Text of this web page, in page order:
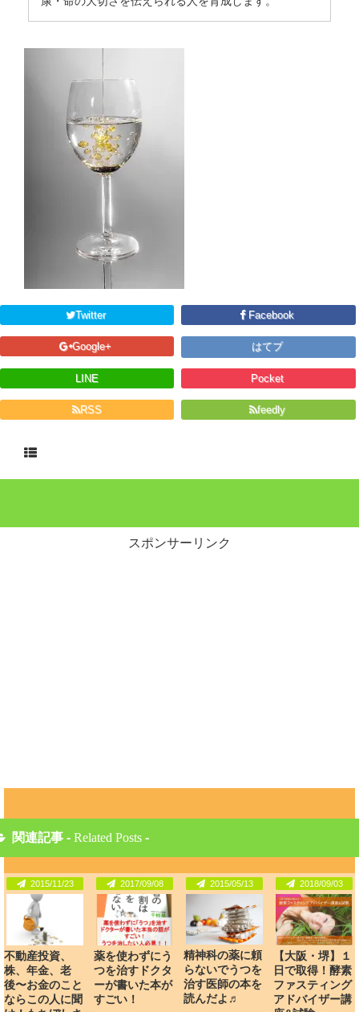
Twitter Facebook
Google+ はてブ
LINE Pocket
RSS feedly
スポンサーリンク
関連記事 - Related Posts -
2015/11/23
不動産投資、
株、年金、老
後〜お金のこと
ならこの人に聞
2017/09/08
薬を使わずにう
つを治すドクタ
ーが書いた本が
すごい！
2015/05/13
精神科の薬に頼
らないでうつを
治す医師の本を
読んだよ♬
2018/09/03
【大阪・堺】１
日で取得！酵素
ファスティング
アドバイザー講